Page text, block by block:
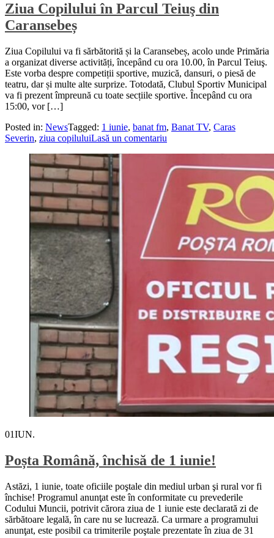
Ziua Copilului în Parcul Teiuş din
Caransebeș
Ziua Copilului va fi sărbătorită și la Caransebeș, acolo unde Primăria
a organizat diverse activități, începând cu ora 10.00, în Parcul Teiuş.
Este vorba despre competiții sportive, muzică, dansuri, o piesă de
teatru, dar și multe alte surprize. Totodată, Clubul Sportiv Municipal
va fi prezent împreună cu toate secțiile sportive. Începând cu ora
15:00, vor […]
Posted in: NewsTagged: 1 iunie, banat fm, Banat TV, Caras
Severin, ziua copiluluiLasă un comentariu
01IUN.
Poșta Română, închisă de 1 iunie!
Astăzi, 1 iunie, toate oficiile poştale din mediul urban şi rural vor fi
închise! Programul anunţat este în conformitate cu prevederile
Codului Muncii, potrivit cărora ziua de 1 iunie este declarată zi de
sărbătoare legală, în care nu se lucrează. Ca urmare a programului
anunţat, este posibil ca trimiterile poştale prezentate în ziua de 31